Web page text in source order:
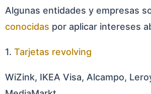
Algunas entidades y empresas
conocidas por aplicar intereses
1. Tarjetas revolving
WiZink, IKEA Visa, Alcampo,